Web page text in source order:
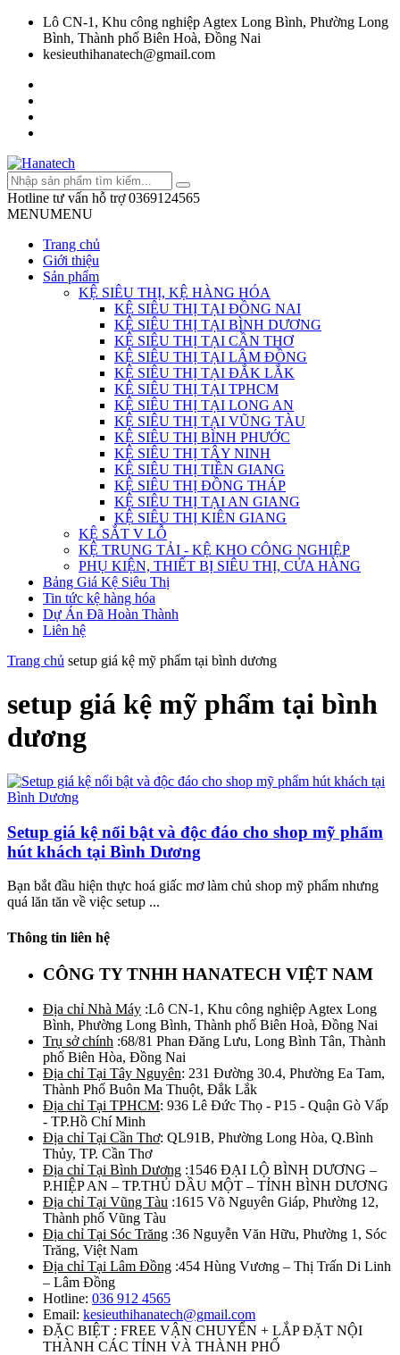
Lô CN-1, Khu công nghiệp Agtex Long Bình, Phường Long
Bình, Thành phố Biên Hoà, Đồng Nai
kesieuthihanatech@gmail.com
Hotline tư vấn hỗ trợ 0369124565
MENUMENU
Trang chủ
Giới thiệu
Sản phẩm
KỆ SIÊU THỊ, KỆ HÀNG HÓA
KỆ SIÊU THỊ TẠI ĐỒNG NAI
KỆ SIÊU THỊ TẠI BÌNH DƯƠNG
KỆ SIÊU THỊ TẠI CẦN THƠ
KỆ SIÊU THỊ TẠI LÂM ĐỒNG
KỆ SIÊU THỊ TẠI ĐẮK LẮK
KỆ SIÊU THỊ TẠI TPHCM
KỆ SIÊU THỊ TẠI LONG AN
KỆ SIÊU THỊ TẠI VŨNG TÀU
KỆ SIÊU THỊ BÌNH PHƯỚC
KỆ SIÊU THỊ TÂY NINH
KỆ SIÊU THỊ TIỀN GIANG
KỆ SIÊU THỊ ĐỒNG THÁP
KỆ SIÊU THỊ TẠI AN GIANG
KỆ SIÊU THỊ KIÊN GIANG
KỆ SẮT V LỖ
KỆ TRUNG TẢI - KỆ KHO CÔNG NGHIỆP
PHỤ KIỆN, THIẾT BỊ SIÊU THỊ, CỬA HÀNG
Bảng Giá Kệ Siêu Thị
Tin tức kệ hàng hóa
Dự Án Đã Hoàn Thành
Liên hệ
Trang chủ setup giá kệ mỹ phẩm tại bình dương
setup giá kệ mỹ phẩm tại bình
dương
Setup giá kệ nổi bật và độc đáo cho shop mỹ phẩm
hút khách tại Bình Dương
Bạn bắt đầu hiện thực hoá giấc mơ làm chủ shop mỹ phẩm nhưng
quá lăn tăn về việc setup ...
Thông tin liên hệ
CÔNG TY TNHH HANATECH VIỆT NAM
Địa chỉ Nhà Máy :Lô CN-1, Khu công nghiệp Agtex Long
Bình, Phường Long Bình, Thành phố Biên Hoà, Đồng Nai
Trụ sở chính :68/81 Phan Đăng Lưu, Long Bình Tân, Thành
phố Biên Hòa, Đồng Nai
Địa chỉ Tại Tây Nguyên: 231 Đường 30.4, Phường Ea Tam,
Thành Phố Buôn Ma Thuột, Đắk Lắk
Địa chỉ Tại TPHCM: 936 Lê Đức Thọ - P15 - Quận Gò Vấp
- TP.Hồ Chí Minh
Địa chỉ Tại Cần Thơ: QL91B, Phường Long Hòa, Q.Bình
Thủy, TP. Cần Thơ
Địa chỉ Tại Bình Dương :1546 ĐẠI LỘ BÌNH DƯƠNG –
P.HIỆP AN – TP.THỦ DẦU MỘT – TỈNH BÌNH DƯƠNG
Địa chỉ Tại Vũng Tàu :1615 Võ Nguyên Giáp, Phường 12,
Thành phố Vũng Tàu
Địa chỉ Tại Sóc Trăng :36 Nguyễn Văn Hữu, Phường 1, Sóc
Trăng, Việt Nam
Địa chỉ Tại Lâm Đồng :454 Hùng Vương – Thị Trấn Di Linh
– Lâm Đồng
Hotline: 036 912 4565
Email: kesieuthihanatech@gmail.com
ĐẶC BIỆT : FREE VẬN CHUYỂN + LẮP ĐẶT NỘI
THÀNH CÁC TỈNH VÀ THÀNH PHỐ